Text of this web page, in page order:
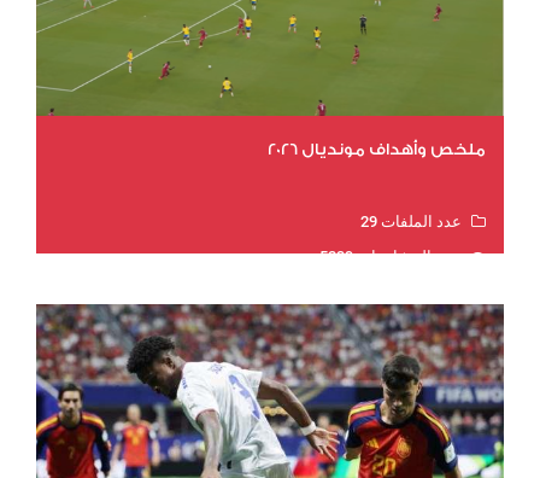
ملخص وأهداف مونديال 2026
عدد الملفات 29
عدد المشاهدات 5239